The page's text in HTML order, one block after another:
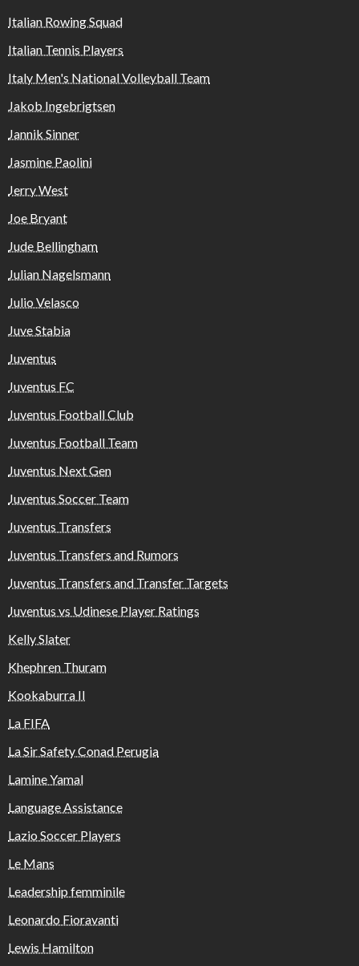
Italian Rowing Squad
Italian Tennis Players
Italy Men's National Volleyball Team
Jakob Ingebrigtsen
Jannik Sinner
Jasmine Paolini
Jerry West
Joe Bryant
Jude Bellingham
Julian Nagelsmann
Julio Velasco
Juve Stabia
Juventus
Juventus FC
Juventus Football Club
Juventus Football Team
Juventus Next Gen
Juventus Soccer Team
Juventus Transfers
Juventus Transfers and Rumors
Juventus Transfers and Transfer Targets
Juventus vs Udinese Player Ratings
Kelly Slater
Khephren Thuram
Kookaburra II
La FIFA
La Sir Safety Conad Perugia
Lamine Yamal
Language Assistance
Lazio Soccer Players
Le Mans
Leadership femminile
Leonardo Fioravanti
Lewis Hamilton